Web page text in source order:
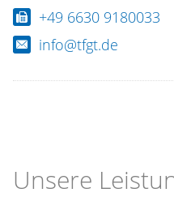
+49 6630 9180033
info@tfgt.de
Unsere